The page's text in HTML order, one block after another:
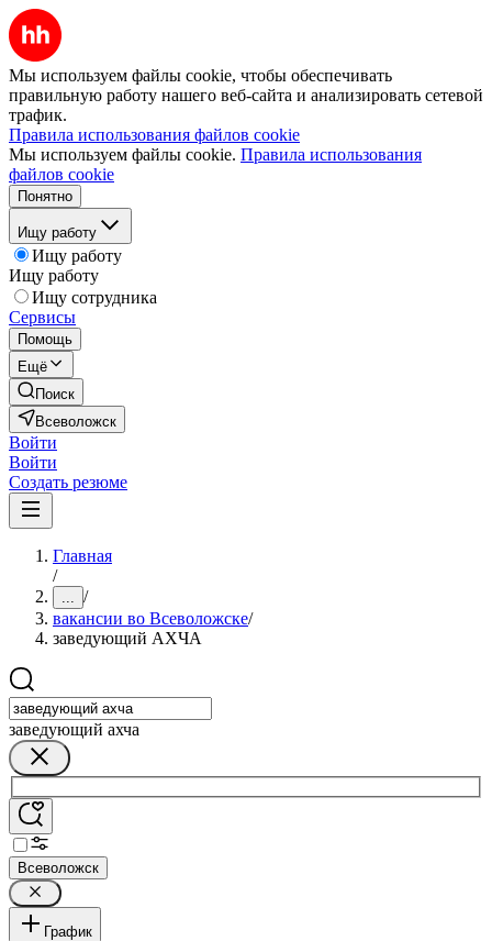
Мы используем файлы cookie, чтобы обеспечивать
правильную работу нашего веб-сайта и анализировать сетевой
трафик.
Правила использования файлов cookie
Мы используем файлы cookie. Правила использования
файлов cookie
Понятно
Ищу работу
Ищу работу
Ищу работу
Ищу сотрудника
Сервисы
Помощь
Ещё
Поиск
Всеволожск
Войти
Войти
Создать резюме
Главная
/
... /
вакансии во Всеволожске/
заведующий АХЧА
заведующий ахча
Всеволожск
График